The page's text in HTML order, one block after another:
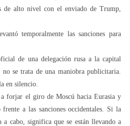
de alto nivel con el enviado de Trump,
temporalmente las sanciones para
de una delegación rusa a la capital
no se trata de una maniobra publicitaria.
en silencio.
forjar el giro de Moscú hacia Eurasia y
a las sanciones occidentales. Si la
cabo, significa que se están llevando a